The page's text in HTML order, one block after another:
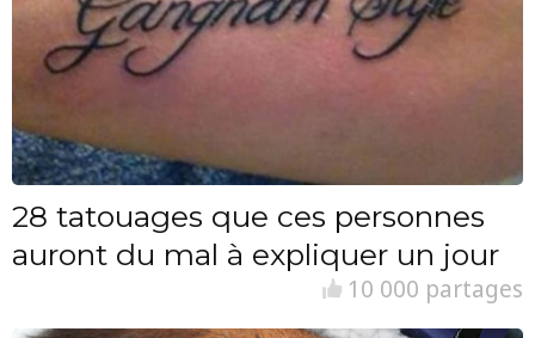
28 tatouages que ces personnes
auront du mal à expliquer un jour
10 000 partages